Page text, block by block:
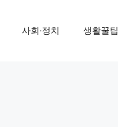
사회·정치 생활꿀팁